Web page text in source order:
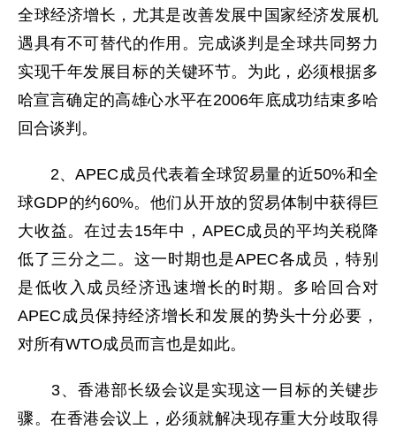
全球经济增长，尤其是改善发展中国家经济发展机
遇具有不可替代的作用。完成谈判是全球共同努力
实现千年发展目标的关键环节。为此，必须根据多
哈宣言确定的高雄心水平在2006年底成功结束多哈
回合谈判。
2、APEC成员代表着全球贸易量的近50%和全
球GDP的约60%。他们从开放的贸易体制中获得巨
大收益。在过去15年中，APEC成员的平均关税降
低了三分之二。这一时期也是APEC各成员，特别
是低收入成员经济迅速增长的时期。多哈回合对
APEC成员保持经济增长和发展的势头十分必要，
对所有WTO成员而言也是如此。
3、香港部长级会议是实现这一目标的关键步
骤。在香港会议上，必须就解决现存重大分歧取得